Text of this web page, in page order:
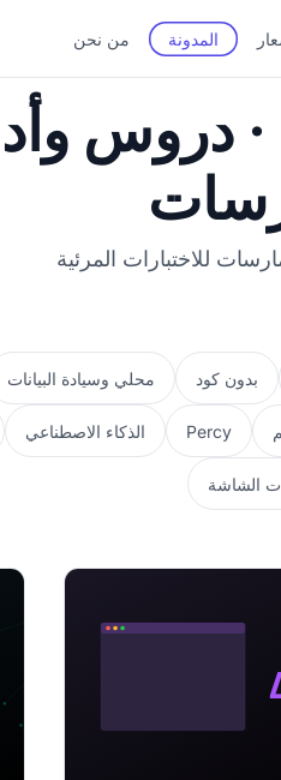
المدونة من نحن
· دروس
للاختبارات المرئية
بدون كود محلي وسيادة البيانات
Percy الذكاء الاصطناعي
الشاشة